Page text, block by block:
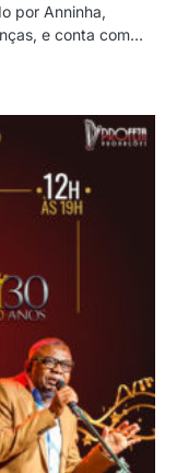
por Anninha,
e conta com…